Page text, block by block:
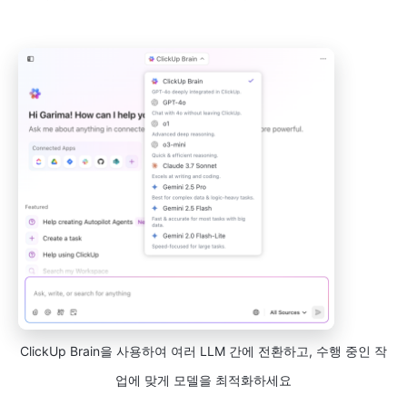
ClickUp Brain을 사용하여 여러 LLM 간에 전환하고, 수행 중인 작
업에 맞게 모델을 최적화하세요